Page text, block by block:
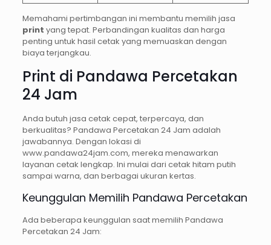
Memahami pertimbangan ini membantu memilih jasa
print yang tepat. Perbandingan kualitas dan harga
penting untuk hasil cetak yang memuaskan dengan
biaya terjangkau.
Print di Pandawa Percetakan
24 Jam
Anda butuh jasa cetak cepat, terpercaya, dan
berkualitas? Pandawa Percetakan 24 Jam adalah
jawabannya. Dengan lokasi di
www.pandawa24jam.com, mereka menawarkan
layanan cetak lengkap. Ini mulai dari cetak hitam putih
sampai warna, dan berbagai ukuran kertas.
Keunggulan Memilih Pandawa Percetakan
Ada beberapa keunggulan saat memilih Pandawa
Percetakan 24 Jam: